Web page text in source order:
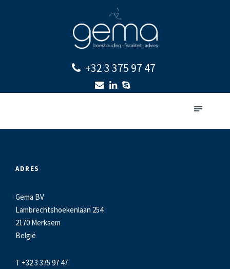
+32 3 375 97 47
ADRES
Gema BV
Lambrechtshoekenlaan 254
2170 Merksem
België
T +32 3 375 97 47